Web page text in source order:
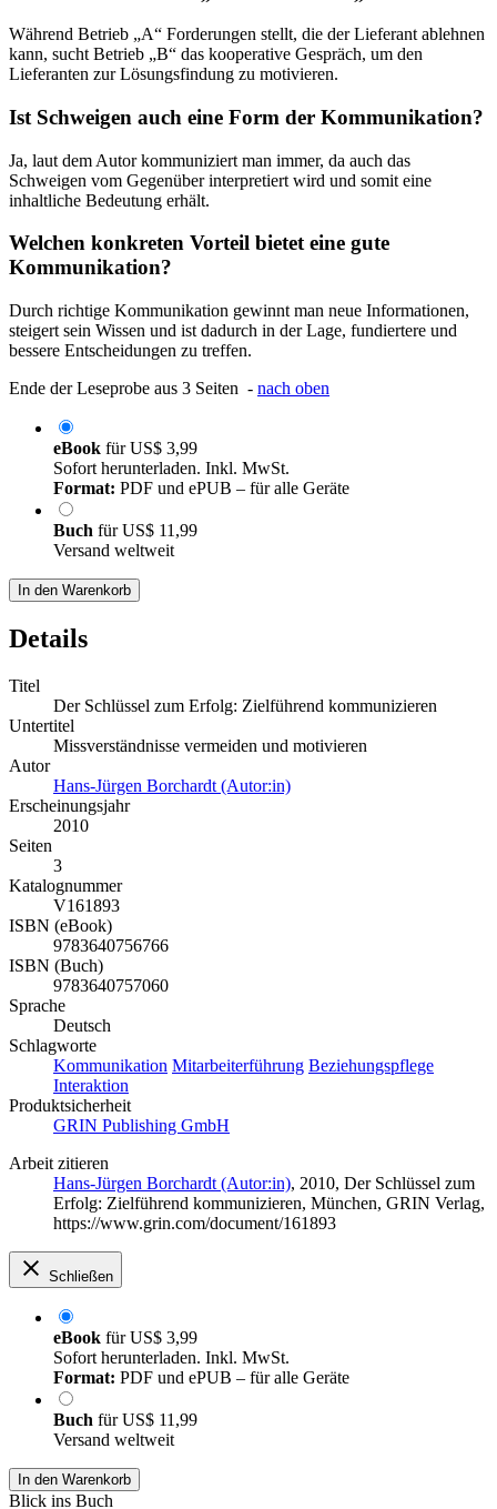
Während Betrieb „A“ Forderungen stellt, die der Lieferant ablehnen
kann, sucht Betrieb „B“ das kooperative Gespräch, um den
Lieferanten zur Lösungsfindung zu motivieren.
Ist Schweigen auch eine Form der Kommunikation?
Ja, laut dem Autor kommuniziert man immer, da auch das
Schweigen vom Gegenüber interpretiert wird und somit eine
inhaltliche Bedeutung erhält.
Welchen konkreten Vorteil bietet eine gute
Kommunikation?
Durch richtige Kommunikation gewinnt man neue Informationen,
steigert sein Wissen und ist dadurch in der Lage, fundiertere und
bessere Entscheidungen zu treffen.
Ende der Leseprobe aus 3 Seiten - nach oben
eBook fürUS$ 3,99
Sofort herunterladen. Inkl. MwSt.
Format: PDF und ePUB – für alle Geräte
Buch fürUS$ 11,99
Versand weltweit
In den Warenkorb
Details
Titel
Der Schlüssel zum Erfolg: Zielführend kommunizieren
Untertitel
Missverständnisse vermeiden und motivieren
Autor
Hans-Jürgen Borchardt (Autor:in)
Erscheinungsjahr
2010
Seiten
3
Katalognummer
V161893
ISBN (eBook)
9783640756766
ISBN (Buch)
9783640757060
Sprache
Deutsch
Schlagworte
Kommunikation Mitarbeiterführung Beziehungspflege
Interaktion
Produktsicherheit
GRIN Publishing GmbH
Arbeit zitieren
Hans-Jürgen Borchardt (Autor:in), 2010, Der Schlüssel zum
Erfolg: Zielführend kommunizieren, München, GRIN Verlag,
https://www.grin.com/document/161893
Schließen
eBook fürUS$ 3,99
Sofort herunterladen. Inkl. MwSt.
Format: PDF und ePUB – für alle Geräte
Buch fürUS$ 11,99
Versand weltweit
In den Warenkorb
Blick ins Buch